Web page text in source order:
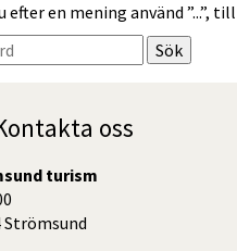
efter en mening använd ”...”,
presenteras under
oss
turism
Strömsund